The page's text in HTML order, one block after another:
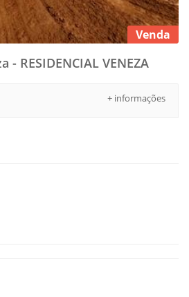
Venda
- RESIDENCIAL VENEZA
+ informações